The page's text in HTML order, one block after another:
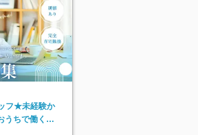
フ★未経験か
うちで働くフ